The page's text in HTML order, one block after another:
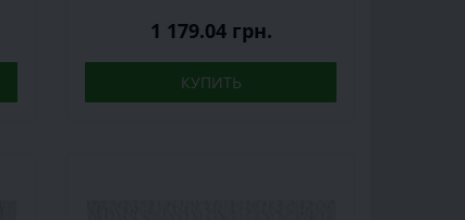
1 179.04 грн.
КУПИТЬ